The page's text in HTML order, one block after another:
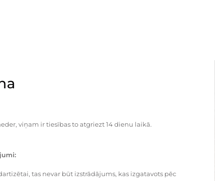
viņam ir tiesības to atgriezt 14 dienu laikā.
tas nevar būt izstrādājums, kas izgatavots pēc